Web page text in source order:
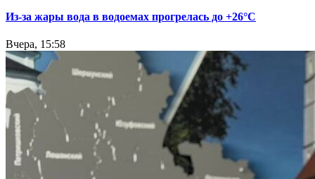
Из-за жары вода в водоемах прогрелась до +26°C
Вчера, 15:58